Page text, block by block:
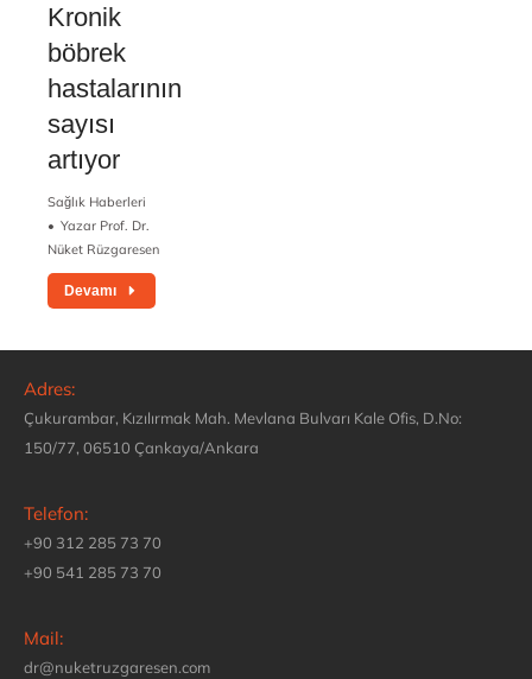
Kronik
böbrek
hastalarının
sayısı
artıyor
Sağlık Haberleri
Yazar Prof. Dr.
Nüket Rüzgaresen
Devamı
Adres:
Çukurambar, Kızılırmak Mah. Mevlana Bulvarı Kale Ofis, D.No:
150/77, 06510 Çankaya/Ankara
Telefon:
+90 312 285 73 70
+90 541 285 73 70
Mail:
dr@nuketruzgaresen.com